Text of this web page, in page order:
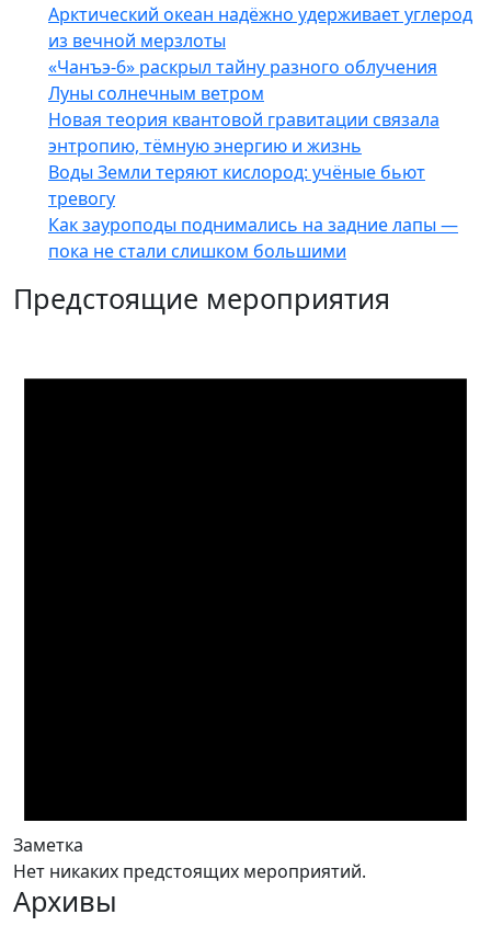
Арктический океан надёжно удерживает углерод
из вечной мерзлоты
«Чанъэ-6» раскрыл тайну разного облучения
Луны солнечным ветром
Новая теория квантовой гравитации связала
энтропию, тёмную энергию и жизнь
Воды Земли теряют кислород: учёные бьют
тревогу
Как зауроподы поднимались на задние лапы —
пока не стали слишком большими
Предстоящие мероприятия
Заметка
Нет никаких предстоящих мероприятий.
Архивы